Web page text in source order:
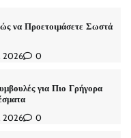
να Προετοιμάσετε Σωστά
2026 0
για Πιο Γρήγορα
2026 0